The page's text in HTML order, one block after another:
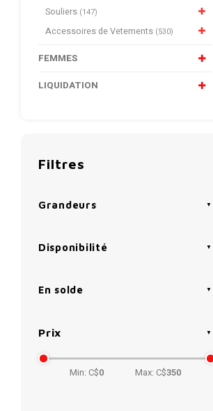
Souliers (147)
Accessoires de Vetements (530)
FEMMES
LIQUIDATION
Filtres
Grandeurs
Disponibilité
En solde
Prix
Min: C$0 Max: C$350